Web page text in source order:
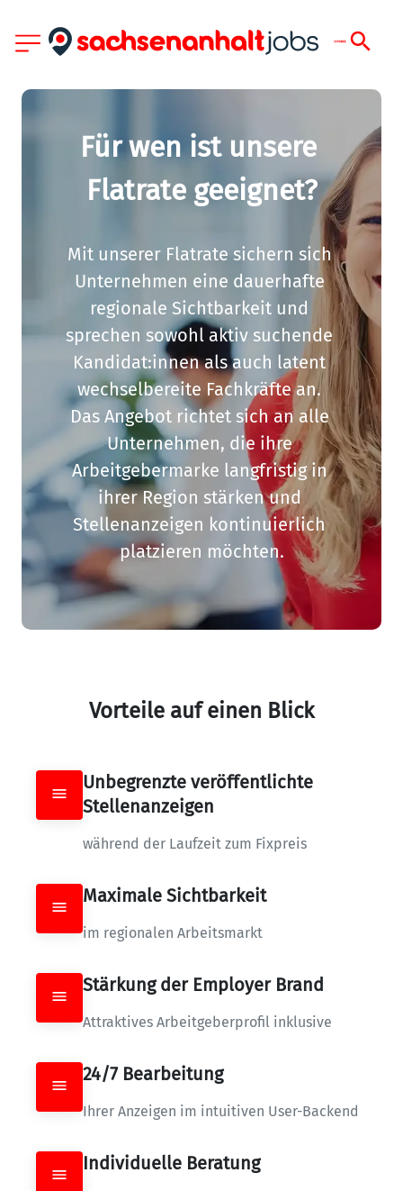
Für wen ist unsere
Flatrate geeignet?
Mit unserer Flatrate sichern sich
Unternehmen eine dauerhafte
regionale Sichtbarkeit und
sprechen sowohl aktiv suchende
Kandidat:innen als auch latent
wechselbereite Fachkräfte an.
Das Angebot richtet sich an alle
Unternehmen, die ihre
Arbeitgebermarke langfristig in
ihrer Region stärken und
Stellenanzeigen kontinuierlich
platzieren möchten.
Vorteile auf einen Blick
Unbegrenzte veröffentlichte
Stellenanzeigen
während der Laufzeit zum Fixpreis
Maximale Sichtbarkeit
im regionalen Arbeitsmarkt
Stärkung der Employer Brand
Attraktives Arbeitgeberprofil inklusive
24/7 Bearbeitung
Ihrer Anzeigen im intuitiven User-Backend
Individuelle Beratung